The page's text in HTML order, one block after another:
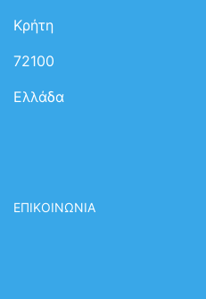
Κρήτη
72100
Ελλάδα
ΕΠΙΚΟΙΝΩΝΙΑ